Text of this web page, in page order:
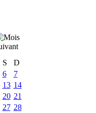
S
D
6
7
13 14
20 21
27 28